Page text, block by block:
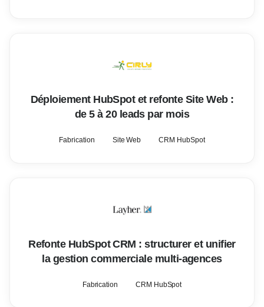
Déploiement HubSpot et refonte Site Web :
de 5 à 20 leads par mois
Fabrication Site Web CRM HubSpot
Refonte HubSpot CRM : structurer et unifier
la gestion commerciale multi-agences
Fabrication CRM HubSpot